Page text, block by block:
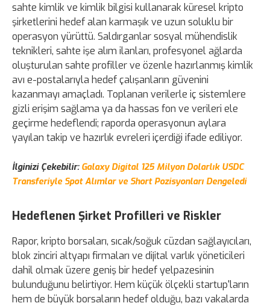
sahte kimlik ve kimlik bilgisi kullanarak küresel kripto
şirketlerini hedef alan karmaşık ve uzun soluklu bir
operasyon yürüttü. Saldırganlar sosyal mühendislik
teknikleri, sahte işe alım ilanları, profesyonel ağlarda
oluşturulan sahte profiller ve özenle hazırlanmış kimlik
avı e-postalarıyla hedef çalışanların güvenini
kazanmayı amaçladı. Toplanan verilerle iç sistemlere
gizli erişim sağlama ya da hassas fon ve verileri ele
geçirme hedeflendi; raporda operasyonun aylara
yayılan takip ve hazırlık evreleri içerdiği ifade ediliyor.
İlginizi Çekebilir: Galaxy Digital 125 Milyon Dolarlık USDC
Transferiyle Spot Alımlar ve Short Pozisyonları Dengeledi
Hedeflenen Şirket Profilleri ve Riskler
Rapor, kripto borsaları, sıcak/soğuk cüzdan sağlayıcıları,
blok zinciri altyapı firmaları ve dijital varlık yöneticileri
dahil olmak üzere geniş bir hedef yelpazesinin
bulunduğunu belirtiyor. Hem küçük ölçekli startup'ların
hem de büyük borsaların hedef olduğu, bazı vakalarda